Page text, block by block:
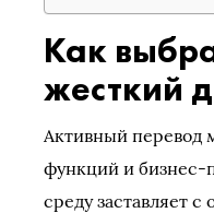
Как
жесткий
Активный перевод
функций и бизнес-
среду заставляет